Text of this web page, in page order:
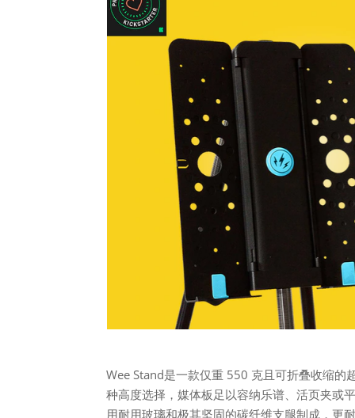
Wee Stand是一款仅重 550 克且可折叠收缩的
种高度选择，媒体板足以容纳乐谱、活页夹或
用耐用玻璃和极其坚固的碳纤维支腿制成，更